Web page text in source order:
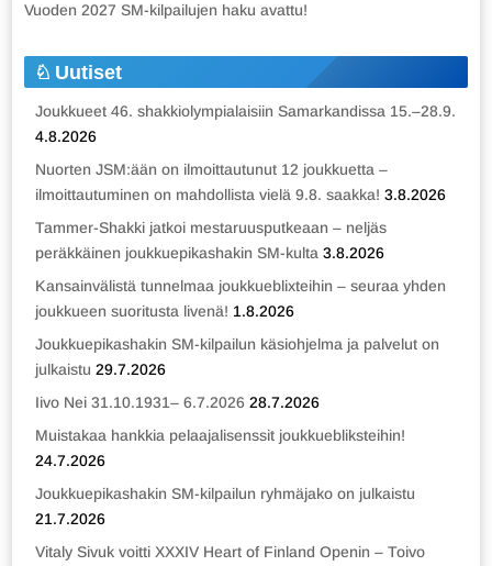
Vuoden 2027 SM-kilpailujen haku avattu!
Uutiset
Joukkueet 46. shakkiolympialaisiin Samarkandissa 15.–28.9.
4.8.2026
Nuorten JSM:ään on ilmoittautunut 12 joukkuetta –
ilmoittautuminen on mahdollista vielä 9.8. saakka! 3.8.2026
Tammer-Shakki jatkoi mestaruusputkeaan – neljäs
peräkkäinen joukkuepikashakin SM-kulta 3.8.2026
Kansainvälistä tunnelmaa joukkueblixteihin – seuraa yhden
joukkueen suoritusta livenä! 1.8.2026
Joukkuepikashakin SM-kilpailun käsiohjelma ja palvelut on
julkaistu 29.7.2026
Iivo Nei 31.10.1931– 6.7.2026 28.7.2026
Muistakaa hankkia pelaajalisenssit joukkuebliksteihin!
24.7.2026
Joukkuepikashakin SM-kilpailun ryhmäjako on julkaistu
21.7.2026
Vitaly Sivuk voitti XXXIV Heart of Finland Openin – Toivo